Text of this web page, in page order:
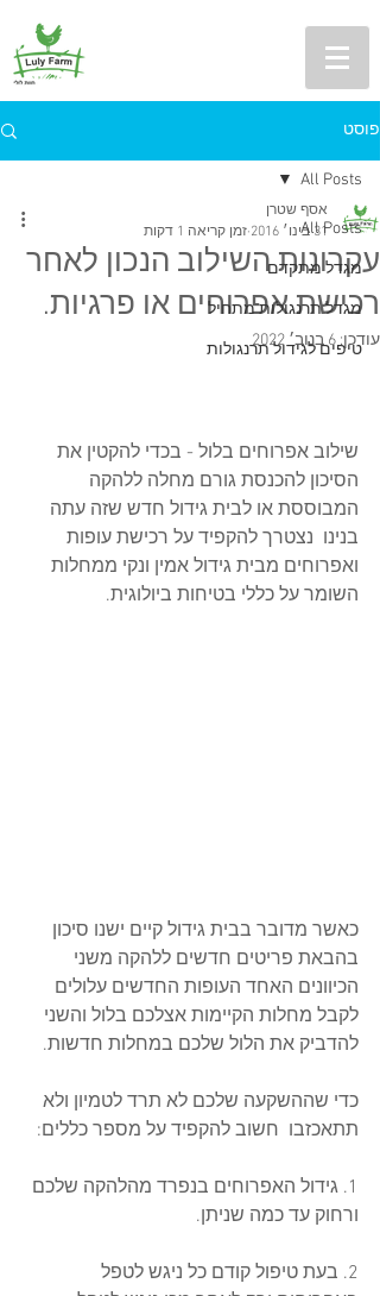
פוסט
All Posts
מגדל מתקדם
מגדל תרנגולות מתחיל
טיפים לגידול תרנגולות
All Posts
עקרונות השילוב הנכון לאחר
רכישת אפרוחים או פרגיות.
אסף שטרן
31 בינו׳ 2016
זמן קריאה 1 דקות
עודכן:6 בנוב׳ 2022
שילוב אפרוחים בלול - בכדי להקטין את
הסיכון להכנסת גורם מחלה ללהקה
המבוססת או לבית גידול חדש שזה עתה
בנינו  נצטרך להקפיד על רכישת עופות
ואפרוחים מבית גידול אמין ונקי ממחלות
השומר על כללי בטיחות ביולוגית.
כאשר מדובר בבית גידול קיים ישנו סיכון
בהבאת פריטים חדשים ללהקה משני
הכיוונים האחד העופות החדשים עלולים
לקבל מחלות הקיימות אצלכם בלול והשני
להדביק את הלול שלכם במחלות חדשות.
כדי שההשקעה שלכם לא תרד לטמיון ולא
תתאכזבו  חשוב להקפיד על מספר כללים:
1. גידול האפרוחים בנפרד מהלהקה שלכם
ורחוק עד כמה שניתן.
2. בעת טיפול קודם כל ניגש לטפל